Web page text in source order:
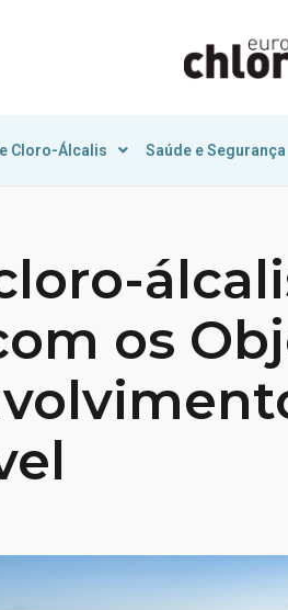
Cloro-Álcalis Saúde e Segurança
os